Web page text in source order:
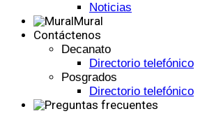
Noticias
Mural
Contáctenos
Decanato
Directorio telefónico
Posgrados
Directorio telefónico